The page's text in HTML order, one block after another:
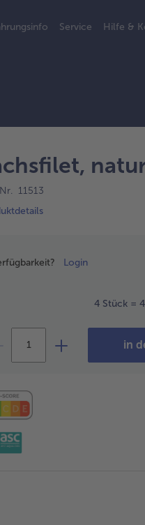
Service Hilfe &
11513
Login
4 Stück =
in